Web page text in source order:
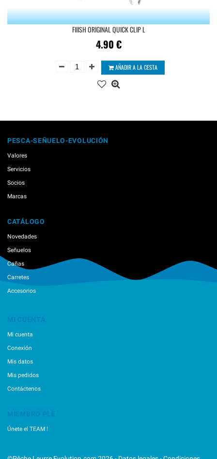
FIIISH ORIGINAL QUICK CLIP L
4.90 €
AÑADIR A LA CESTA
PESCA-SEÑUELO-EVOLUCIÓN
Valores
Servicios
Socios
Marcas
CATÁLOGO
Novedades
Señuelos
Cañas
Carretes
Accesorios
MI CUENTA
Mi cuenta
Conexión
Mis datos
Mis pedidos
Contáctenos
MIEMBRO PLE
Únete el TEAM !